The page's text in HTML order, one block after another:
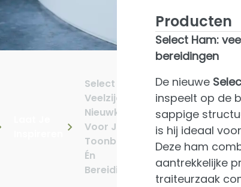
Select Ham:
Veelzijdige
Nieuwkomer
Voor Je
Toonbank
Én
Bereidingen
Producten
Select Ham:
bereidingen
De nieuwe
inspeelt op de
sappige
is hij ideaal
Deze ham
aantrekkelijke
traiteurzaak